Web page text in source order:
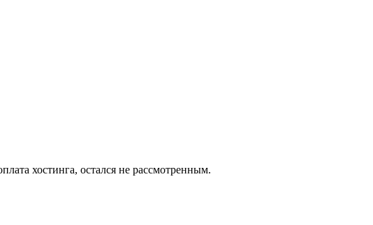
хостинга, остался не рассмотренным.